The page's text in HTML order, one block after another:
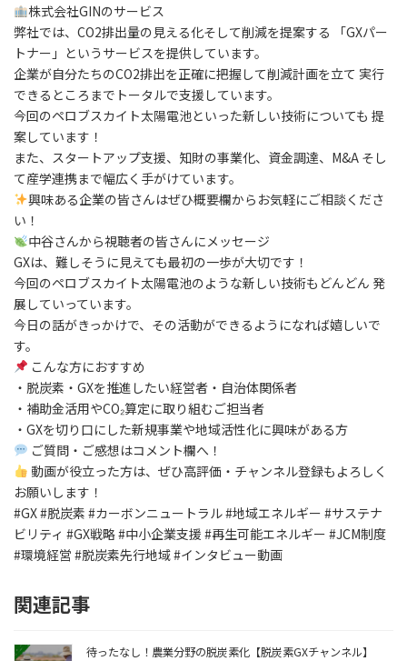
株式会社GINのサービス
弊社では、CO2排出量の見える化そして削減を提案する 「GXパー
トナー」というサービスを提供しています。
企業が自分たちのCO2排出を正確に把握して削減計画を立て 実行
できるところまでトータルで支援しています。
今回のペロブスカイト太陽電池といった新しい技術についても 提
案しています！
また、スタートアップ支援、知財の事業化、資金調達、M&A そし
て産学連携まで幅広く手がけています。
興味ある企業の皆さんはぜひ概要欄からお気軽にご相談くださ
い！
中谷さんから視聴者の皆さんにメッセージ
GXは、難しそうに見えても最初の一歩が大切です！
今回のペロブスカイト太陽電池のような新しい技術もどんどん 発
展していっています。
今日の話がきっかけで、その活動ができるようになれば嬉しいで
す。
こんな方におすすめ
・脱炭素・GXを推進したい経営者・自治体関係者
・補助金活用やCO₂算定に取り組むご担当者
・GXを切り口にした新規事業や地域活性化に興味がある方
ご質問・ご感想はコメント欄へ！
動画が役立った方は、ぜひ高評価・チャンネル登録もよろしく
お願いします！
#GX #脱炭素 #カーボンニュートラル #地域エネルギー #サステナ
ビリティ #GX戦略 #中小企業支援 #再生可能エネルギー #JCM制度
#環境経営 #脱炭素先行地域 #インタビュー動画
関連記事
待ったなし！農業分野の脱炭素化【脱炭素GXチャンネル】